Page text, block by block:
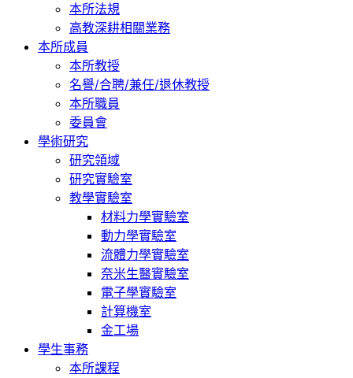
本所法規
高教深耕相關業務
本所成員
本所教授
名譽/合聘/兼任/退休教授
本所職員
委員會
學術研究
研究領域
研究實驗室
教學實驗室
材料力學實驗室
動力學實驗室
流體力學實驗室
奈米生醫實驗室
電子學實驗室
計算機室
金工場
學生事務
本所課程